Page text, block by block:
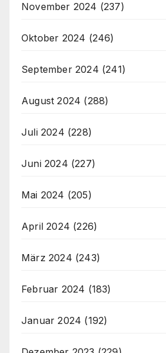
November 2024 (237)
Oktober 2024 (246)
September 2024 (241)
August 2024 (288)
Juli 2024 (228)
Juni 2024 (227)
Mai 2024 (205)
April 2024 (226)
März 2024 (243)
Februar 2024 (183)
Januar 2024 (192)